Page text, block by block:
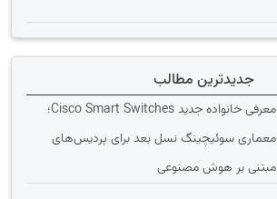
جدیدترین مطالب
معرفی خانواده جدید Cisco Smart Switches؛
معماری سوئیچینگ نسل بعد برای پردیس‌های
مبتنی بر هوش مصنوعی